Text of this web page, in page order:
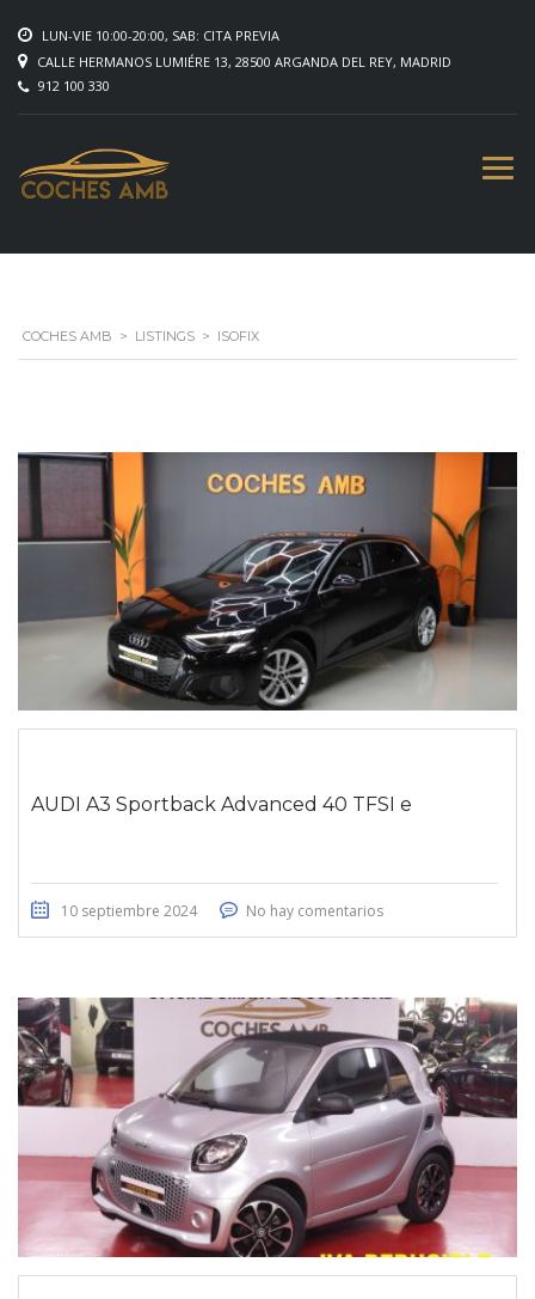
LUN-VIE 10:00-20:00, SAB: CITA PREVIA
CALLE HERMANOS LUMIÉRE 13, 28500 ARGANDA DEL REY, MADRID
912 100 330
COCHES AMB > LISTINGS > ISOFIX
AUDI A3 Sportback Advanced 40 TFSI e
10 septiembre 2024 No hay comentarios